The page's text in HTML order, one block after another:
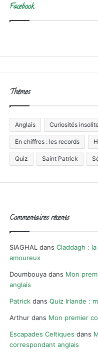
Facebook
Thèmes
Anglais Curiosités
En chiffres : les records
Quiz Saint Patrick
Commentaires récents
SIAGHAL dansCladdagh :
amoureux
Doumbouya dans Mon
anglais
Patrick dansQuiz Irlande :
Arthur dans Mon premier
Escapades Celtiques dans
correspondant anglais